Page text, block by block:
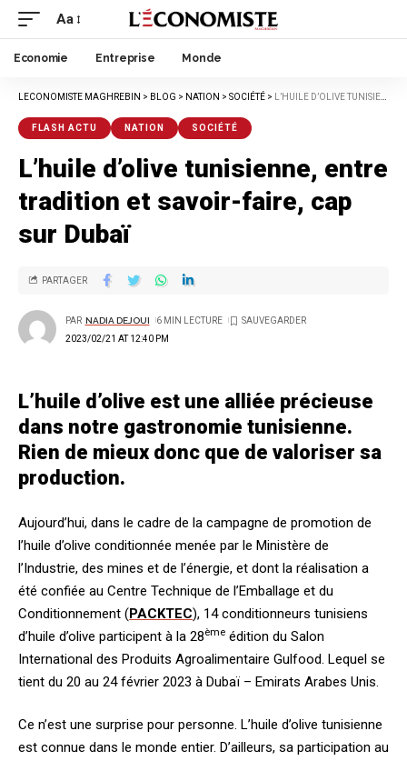
Aa
Economie Entreprise Monde
LECONOMISTE MAGHREBIN > BLOG > NATION > SOCIÉTÉ > L’HUILE D’OLIVE TUNISIENNE, ENTRE TRADITION ET SAVOIR-FAIRE, CAP SUR DUBAÏ
FLASH ACTU NATION SOCIÉTÉ
L’huile d’olive tunisienne, entre
tradition et savoir-faire, cap
sur Dubaï
2023/02/21 AT 12:40 PM
PAR NADIA DEJOUI 6 MIN LECTURE
PARTAGER
L’huile d’olive est une alliée précieuse
dans notre gastronomie tunisienne.
Rien de mieux donc que de valoriser sa
production.
Aujourd’hui, dans le cadre de la campagne de promotion de
l’huile d’olive conditionnée menée par le Ministère de
l’Industrie, des mines et de l’énergie, et dont la réalisation a
été confiée au Centre Technique de l’Emballage et du
Conditionnement (PACKTEC), 14 conditionneurs tunisiens
d’huile d’olive participent à la 28ème édition du Salon
International des Produits Agroalimentaire Gulfood. Lequel se
tient du 20 au 24 février 2023 à Dubaï – Emirats Arabes Unis.
Ce n’est une surprise pour personne. L’huile d’olive tunisienne
est connue dans le monde entier. D’ailleurs, sa participation au